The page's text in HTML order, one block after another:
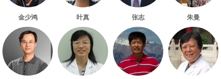
金少鸿 叶真 张志 朱曼